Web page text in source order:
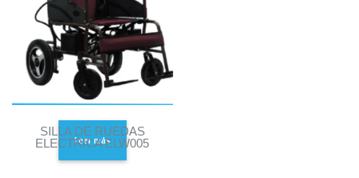
SILLA DE RUEDAS
ELECTRICA ELW005
Leer más